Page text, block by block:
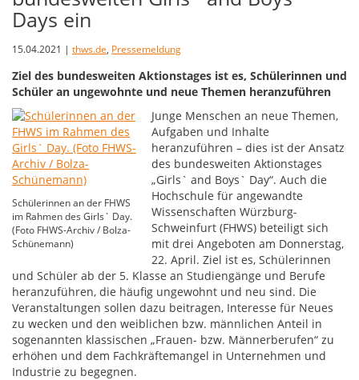
Days ein
15.04.2021 | thws.de, Pressemeldung
Ziel des bundesweiten Aktionstages ist es, Schülerinnen und
Schüler an ungewohnte und neue Themen heranzuführen
Schülerinnen an der FHWS
im Rahmen des Girls` Day.
(Foto FHWS-Archiv / Bolza-
Schünemann)
Junge Menschen an neue Themen,
Aufgaben und Inhalte
heranzuführen – dies ist der Ansatz
des bundesweiten Aktionstages
„Girls` and Boys` Day“. Auch die
Hochschule für angewandte
Wissenschaften Würzburg-
Schweinfurt (FHWS) beteiligt sich
mit drei Angeboten am Donnerstag,
22. April. Ziel ist es, Schülerinnen
und Schüler ab der 5. Klasse an Studiengänge und Berufe
heranzuführen, die häufig ungewohnt und neu sind. Die
Veranstaltungen sollen dazu beitragen, Interesse für Neues
zu wecken und den weiblichen bzw. männlichen Anteil in
sogenannten klassischen „Frauen- bzw. Männerberufen“ zu
erhöhen und dem Fachkräftemangel in Unternehmen und
Industrie zu begegnen.